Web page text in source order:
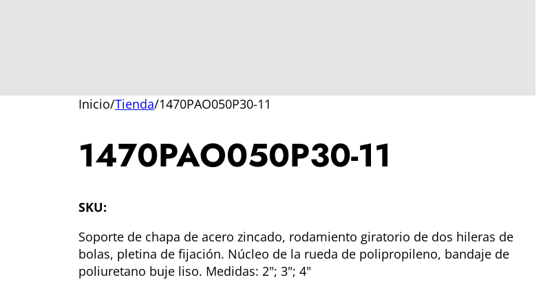
Inicio/Tienda/1470PAO050P30-11
1470PAO050P30-11
SKU:
Soporte de chapa de acero zincado, rodamiento giratorio de dos hileras de
bolas, pletina de fijación. Núcleo de la rueda de polipropileno, bandaje de
poliuretano buje liso. Medidas: 2"; 3"; 4"